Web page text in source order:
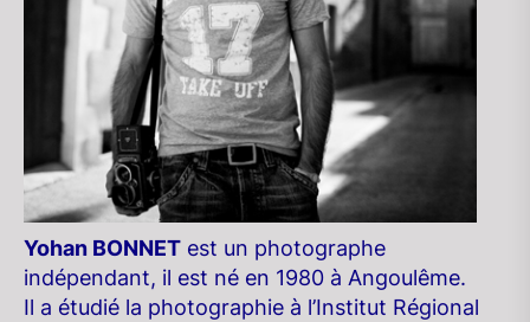
Yohan BONNET est un photographe
indépendant, il est né en 1980 à Angoulême.
Il a étudié la photographie à l’Institut Régional